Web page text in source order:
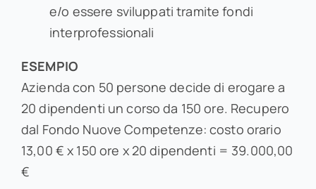
e/o essere sviluppati tramite fondi
interprofessionali
ESEMPIO
Azienda con 50 persone decide di erogare a
20 dipendenti un corso da 150 ore. Recupero
dal Fondo Nuove Competenze: costo orario
13,00 € x 150 ore x 20 dipendenti = 39.000,00
€